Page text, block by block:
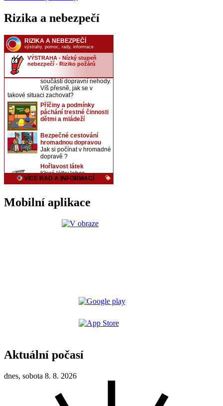
Rizika a nebezpečí
Mobilní aplikace
Aktuální počasí
dnes, sobota 8. 8. 2026